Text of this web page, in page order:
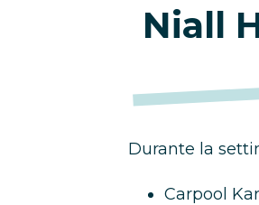
Niall
Durante la
Carpool